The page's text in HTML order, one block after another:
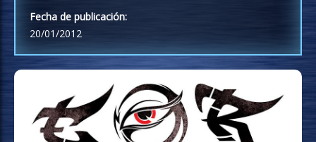
Fecha de publicación:
20/01/2012